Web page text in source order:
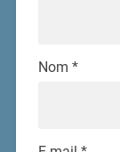
Nom *